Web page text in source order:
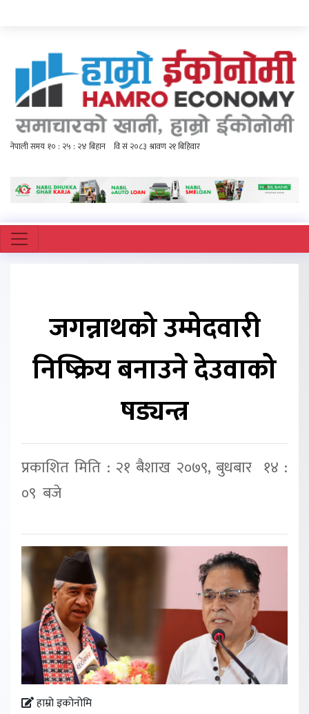
जगन्नाथको उम्मेदवारी
निष्क्रिय बनाउने देउवाको
षड्यन्त्र
प्रकाशित मिति : २१ बैशाख २०७९, बुधबार १४ :
०९ बजे
हाम्रो इकोनोमि